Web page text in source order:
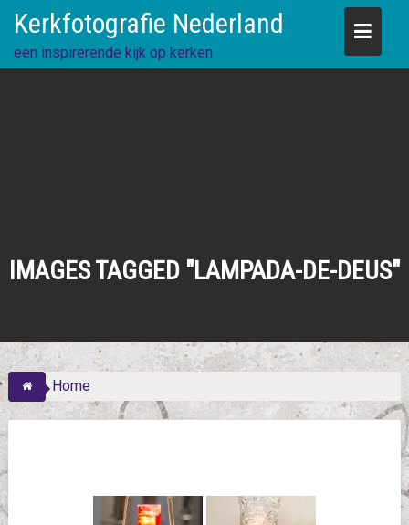
content
Kerkfotografie Nederland
een inspirerende kijk op kerken
IMAGES TAGGED "LAMPADA-DE-DEUS"
Home